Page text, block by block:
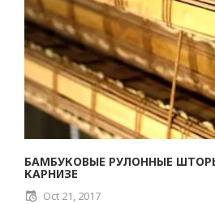
БАМБУКОВЫЕ РУЛОННЫЕ
КАРНИЗЕ
Oct 21, 2017